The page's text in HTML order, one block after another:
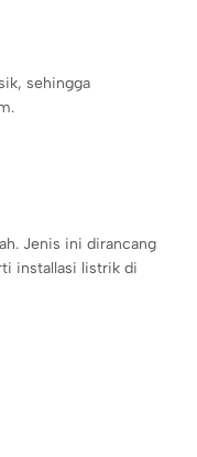
sehingga
Jenis ini dirancang
installasi listrik di